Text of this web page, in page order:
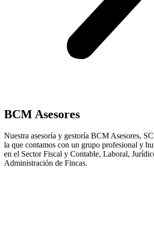
BCM Asesores
Nuestra asesoría y gestoría BCM Asesores,
la que contamos con un grupo profesional y
en el Sector Fiscal y Contable, Laboral,
Administración de Fincas.